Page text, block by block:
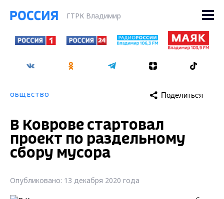
ГТРК Владимир
ОБЩЕСТВО Поделиться
В Коврове стартовал
проект по раздельному
сбору мусора
Опубликовано: 13 декабря 2020 года